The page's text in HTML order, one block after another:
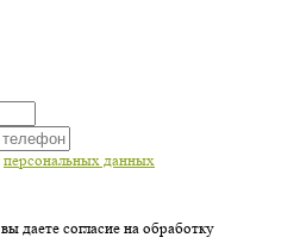
персональных данных
даете согласие на обработку